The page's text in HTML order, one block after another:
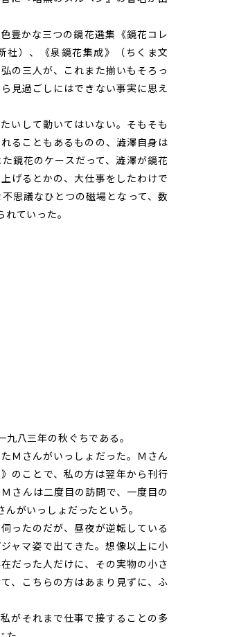
かな三つの鏡花選集――《鏡花コレ
社）、《泉鏡花集成》（ちくま文
の三人が、これまた揃いもそろっ
見過ごしにはできない事実に思え
いして動いてはいない。そもそも
ることもあるものの、澁澤自身は
鏡花のケースだって、澁澤が鏡花
げるとかの、大仕事をしたわけで
思議なひとつの磁場となって、数
ていった。
八三年の秋ぐちである。
Ｍさんがいっしょだった。Ｍさん
のことで、私の方は翌年から刊行
さんは二度目の訪問で、一度目の
がいっしょだったという。
ったのだが、昼夜が逆転している
ャマ姿で出てきた。想像以上に小
だった人だけに、その実物の小さ
、こちらの方はあまり見ずに、ふ
がそれまで仕事で接することの多